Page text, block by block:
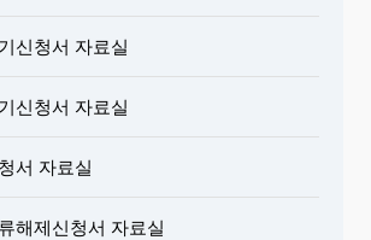
신청서 자료실
신청서 자료실
서 자료실
해제신청서 자료실